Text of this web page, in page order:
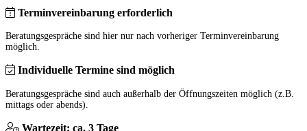
Terminvereinbarung erforderlich
Beratungsgespräche sind hier nur nach vorheriger Terminvereinbarung
möglich.
Individuelle Termine sind möglich
Beratungsgespräche sind auch außerhalb der Öffnungszeiten möglich (z.B.
mittags oder abends).
Wartezeit: ca. 3 Tage